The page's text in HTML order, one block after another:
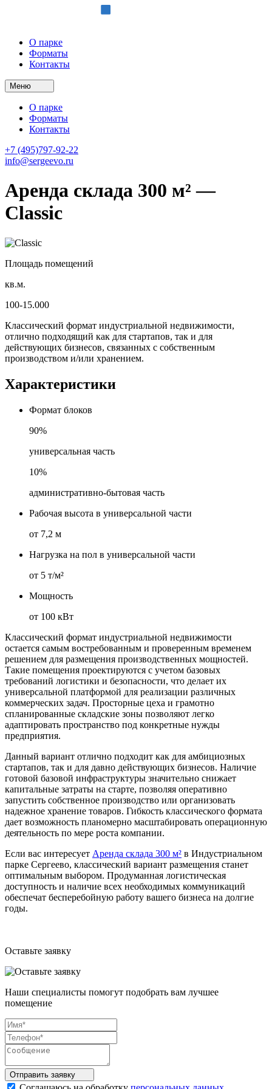
О парке
Форматы
Контакты
Меню
О парке
Форматы
Контакты
+7 (495)797-92-22
info@sergeevo.ru
Аренда склада 300 м² —
Classic
Площадь помещений
кв.м.
100-15.000
Классический формат индустриальной недвижимости,
отлично подходящий как для стартапов, так и для
действующих бизнесов, связанных с собственным
производством и/или хранением.
Характеристики
Формат блоков
90%
универсальная часть
10%
административно-бытовая часть
Рабочая высота в универсальной части
от 7,2 м
Нагрузка на пол в универсальной части
от 5 т/м²
Мощность
от 100 кВт
Классический формат индустриальной недвижимости
остается самым востребованным и проверенным временем
решением для размещения производственных мощностей.
Такие помещения проектируются с учетом базовых
требований логистики и безопасности, что делает их
универсальной платформой для реализации различных
коммерческих задач. Просторные цеха и грамотно
спланированные складские зоны позволяют легко
адаптировать пространство под конкретные нужды
предприятия.
Данный вариант отлично подходит как для амбициозных
стартапов, так и для давно действующих бизнесов. Наличие
готовой базовой инфраструктуры значительно снижает
капитальные затраты на старте, позволяя оперативно
запустить собственное производство или организовать
надежное хранение товаров. Гибкость классического формата
дает возможность планомерно масштабировать операционную
деятельность по мере роста компании.
Если вас интересует Аренда склада 300 м² в Индустриальном
парке Сергеево, классический вариант размещения станет
оптимальным выбором. Продуманная логистическая
доступность и наличие всех необходимых коммуникаций
обеспечат бесперебойную работу вашего бизнеса на долгие
годы.
Оставьте заявку
Наши специалисты помогут подобрать вам лучшее
помещение
Отправить заявку